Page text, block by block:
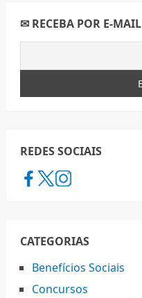
✉ RECEBA POR E-MAIL
REDES SOCIAIS
CATEGORIAS
Benefícios Sociais
Concursos